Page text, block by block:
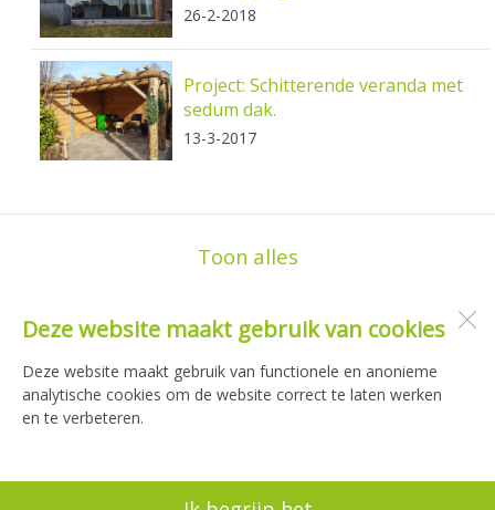
Deze website maakt gebruik van cookies
Deze website maakt gebruik van functionele en anonieme
analytische cookies om de website correct te laten werken
en te verbeteren.
26-2-2018
Project: Schitterende veranda met
sedum dak.
13-3-2017
Toon alles
Bergveranda.nl
1749 CB Warmenhuizen